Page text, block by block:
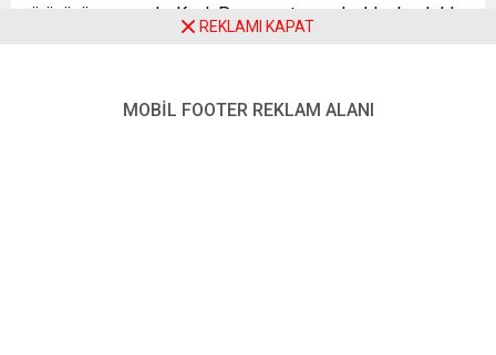
yürüyüşün sonunda, Kanlı Pazar anıtına çelenkler bırakıldı.
McDonald ve Kuzey İrlanda Bölgesel Hükümeti Başbakan
REKLAMI KAPAT
MOBİL FOOTER REKLAM ALANI